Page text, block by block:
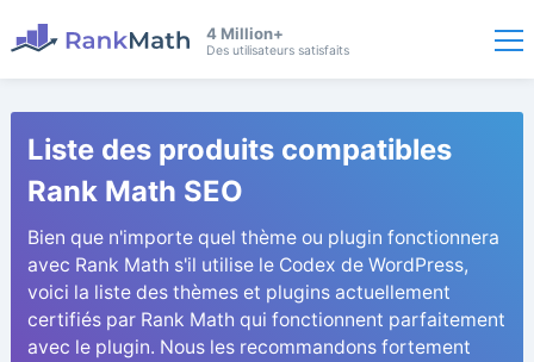
4 Million+
Des utilisateurs satisfaits
Liste des produits compatibles
Rank Math SEO
Bien que n'importe quel thème ou plugin fonctionnera
avec Rank Math s'il utilise le Codex de WordPress,
voici la liste des thèmes et plugins actuellement
certifiés par Rank Math qui fonctionnent parfaitement
avec le plugin. Nous les recommandons fortement